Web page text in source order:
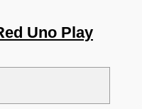
Uno Play